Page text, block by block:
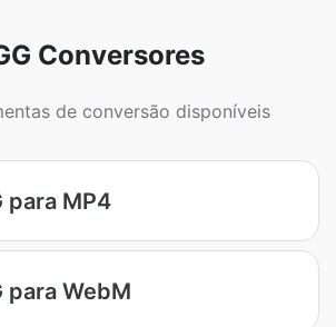
Conversores
de conversão disponíveis
para MP4
para WebM